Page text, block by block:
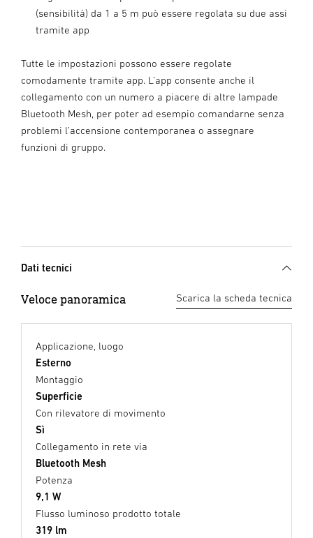
(sensibilità) da 1 a 5 m può essere regolata su due assi
tramite app
Tutte le impostazioni possono essere regolate
comodamente tramite app. L’app consente anche il
collegamento con un numero a piacere di altre lampade
Bluetooth Mesh, per poter ad esempio comandarne senza
problemi l’accensione contemporanea o assegnare
funzioni di gruppo.
Dati tecnici
Veloce panoramica Scarica la scheda tecnica
Applicazione, luogo
Esterno
Montaggio
Superficie
Con rilevatore di movimento
Sì
Collegamento in rete via
Bluetooth Mesh
Potenza
9,1 W
Flusso luminoso prodotto totale
319 lm